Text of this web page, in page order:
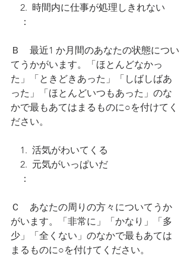
2.  時間内に仕事が処理しきれない
：
Ｂ　最近1 か月間のあなたの状態につい
てうかがいます。「ほとんどなかっ
た」「ときどきあった」「しばしばあ
った」「ほとんどいつもあった」のな
かで最もあてはまるものに○を付けてく
ださい。
1.  活気がわいてくる
2.  元気がいっぱいだ
：
Ｃ　あなたの周りの方々についてうか
がいます。「非常に」「かなり」「多
少」「全くない」のなかで最もあては
まるものに○を付けてください。